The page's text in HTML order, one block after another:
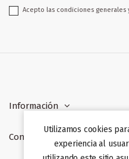
Acepto las condiciones
Información
Contacto
Utilizamos cookies
experiencia al